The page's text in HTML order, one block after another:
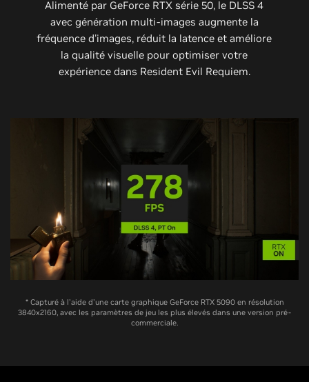
Alimenté par GeForce RTX série 50, le DLSS 4
avec génération multi-images augmente la
fréquence d'images, réduit la latence et améliore
la qualité visuelle pour optimiser votre
expérience dans Resident Evil Requiem.
* Capturé à l'aide d'une carte graphique GeForce RTX 5090 en résolution
3840x2160, avec les paramètres de jeu les plus élevés dans une version pré-
commerciale.